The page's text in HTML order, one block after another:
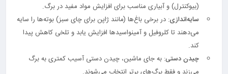
(بیوکنترل) و آبیاری مناسب برای افزایش مواد مفید در برگ.
سایه‌اندازی: در برخی باغ‌ها (مانند ژاپن برای چای سبز) بوته‌ها را سایه
می‌دهند تا کلروفیل و آمینواسیدها افزایش یابد و تلخی کاهش پیدا
کند.
چیدن دستی: به جای ماشین، چیدن دستی آسیب کمتری به برگ